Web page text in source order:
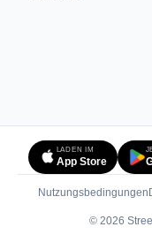
LADEN IM
App Store
Nutzungsbedingungen
© 2026